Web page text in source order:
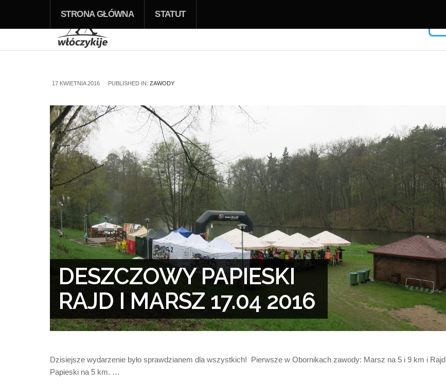
STRONA GŁÓWNA STATUT
17 KWIETNIA 2016 PUBLISHED IN: ZAWODY
DESZCZOWY PAPIESKI
RAJD I MARSZ 17.04 2016
Dzisiejsze wydarzenie było sprawdzianem dla wszystkich! Pierwsze w Obornikach zawody: Marsz na 5 i 9 km i Rajd
Papieski na 5 km. …
PASSWORD
Lost your password? Register